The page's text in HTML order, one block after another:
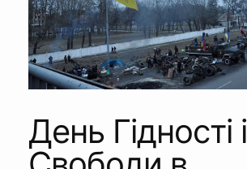
День Гідності і